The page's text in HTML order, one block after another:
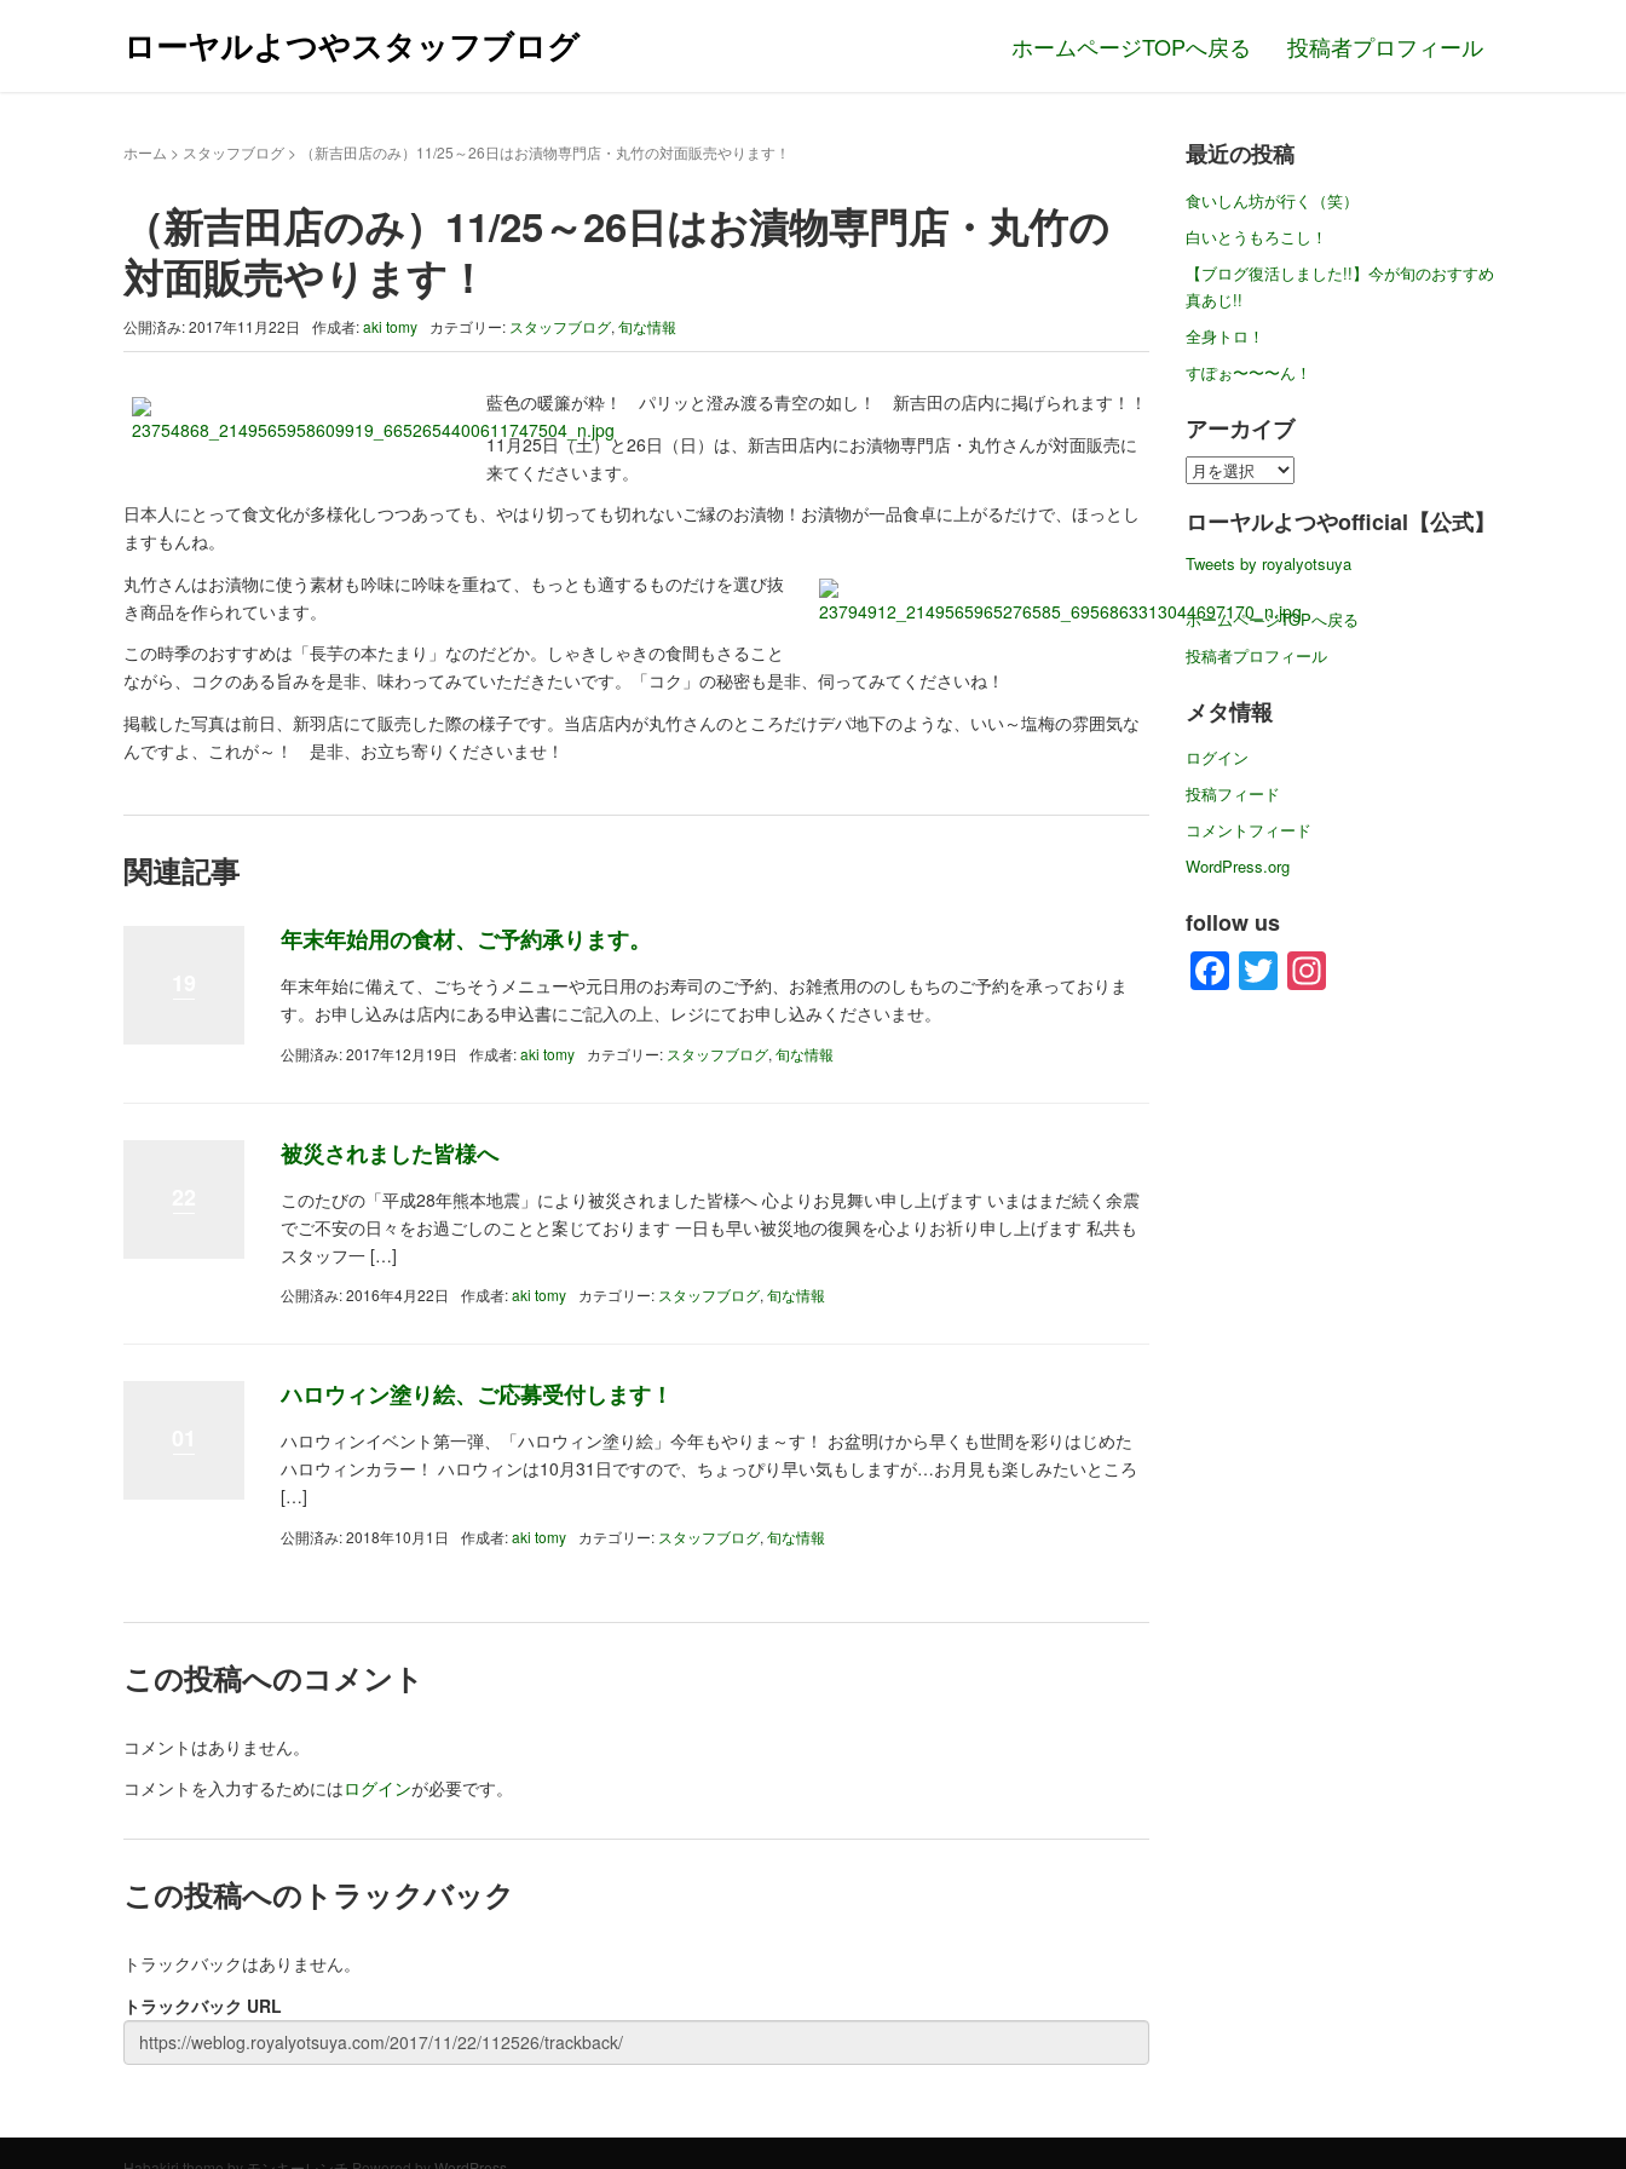
ローヤルよつやスタッフブログ ホームページTOPへ戻る 投稿者プロフィール
ホーム > スタッフブログ > （新吉田店のみ）11/25～26日はお漬物専門店・丸竹の対面販売やります！
（新吉田店のみ）11/25～26日はお漬物専門店・丸竹の
対面販売やります！
公開済み: 2017年11月22日 作成者:aki tomy カテゴリー: スタッフブログ, 旬な情報
藍色の暖簾が粋！ パリッと澄み渡る青空の如し！ 新吉田の店内に掲げられます！！
11月25日（土）と26日（日）は、新吉田店内にお漬物専門店・丸竹さんが対面販売に
来てくださいます。
日本人にとって食文化が多様化しつつあっても、やはり切っても切れないご縁のお漬物！お漬物が一品食卓に上がるだけで、ほっとし
ますもんね。
丸竹さんはお漬物に使う素材も吟味に吟味を重ねて、もっとも適するものだけを選び抜
き商品を作られています。
この時季のおすすめは「長芋の本たまり」なのだどか。しゃきしゃきの食間もさること
ながら、コクのある旨みを是非、味わってみていただきたいです。「コク」の秘密も是非、伺ってみてくださいね！
掲載した写真は前日、新羽店にて販売した際の様子です。当店店内が丸竹さんのところだけデパ地下のような、いい～塩梅の雰囲気な
んですよ、これが～！ 是非、お立ち寄りくださいませ！
関連記事
年末年始用の食材、ご予約承ります。
年末年始に備えて、ごちそうメニューや元日用のお寿司のご予約、お雑煮用ののしもちのご予約を承っておりま
す。お申し込みは店内にある申込書にご記入の上、レジにてお申し込みくださいませ。
公開済み: 2017年12月19日 作成者:aki tomy カテゴリー: スタッフブログ, 旬な情報
被災されました皆様へ
このたびの「平成28年熊本地震」により被災されました皆様へ 心よりお見舞い申し上げます いまはまだ続く余震
でご不安の日々をお過ごしのことと案じております 一日も早い被災地の復興を心よりお祈り申し上げます 私共も
スタッフ一 […]
公開済み: 2016年4月22日 作成者:aki tomy カテゴリー: スタッフブログ, 旬な情報
ハロウィン塗り絵、ご応募受付します！
ハロウィンイベント第一弾、「ハロウィン塗り絵」今年もやりま～す！ お盆明けから早くも世間を彩りはじめた
ハロウィンカラー！ ハロウィンは10月31日ですので、ちょっぴり早い気もしますが…お月見も楽しみたいところ
[…]
公開済み: 2018年10月1日 作成者:aki tomy カテゴリー: スタッフブログ, 旬な情報
この投稿へのコメント
コメントはありません。
コメントを入力するためにはログインが必要です。
この投稿へのトラックバック
トラックバックはありません。
トラックバック URL
最近の投稿
食いしん坊が行く（笑）
白いとうもろこし！
【ブログ復活しました!!】今が旬のおすすめ
真あじ!!
全身トロ！
すぽぉ〜〜〜ん！
アーカイブ
ア
カ
ブ
ローヤルよつやofficial【公式】
Tweets by royalyotsuya
ホームページTOPへ戻る
投稿者プロフィール
メタ情報
ログイン
投稿フィード
コメントフィード
WordPress.org
follow us
Facebook
TwitterInstagram